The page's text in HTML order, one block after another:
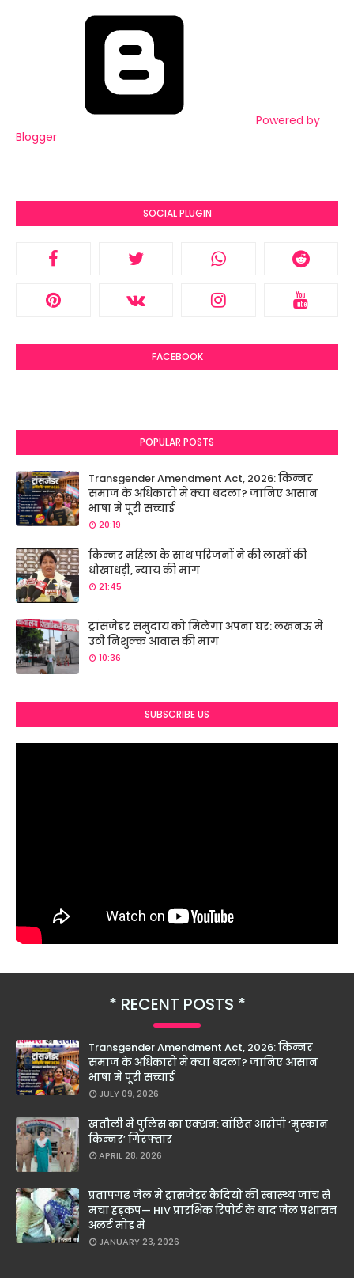
Powered by
Blogger
SOCIAL PLUGIN
FACEBOOK
POPULAR POSTS
Transgender Amendment Act, 2026: किन्नर
समाज के अधिकारों में क्या बदला? जानिए आसान
भाषा में पूरी सच्चाई
20:19
किन्नर महिला के साथ परिजनों ने की लाखों की
धोखाधड़ी, न्याय की मांग
21:45
ट्रांसजेंडर समुदाय को मिलेगा अपना घर: लखनऊ में
उठी निशुल्क आवास की मांग
10:36
SUBSCRIBE US
RECENT POSTS
Transgender Amendment Act, 2026: किन्नर
समाज के अधिकारों में क्या बदला? जानिए आसान
भाषा में पूरी सच्चाई
JULY 09, 2026
खतौली में पुलिस का एक्शन: वांछित आरोपी ‘मुस्कान
किन्नर’ गिरफ्तार
APRIL 28, 2026
प्रतापगढ़ जेल में ट्रांसजेंडर कैदियों की स्वास्थ्य जांच से
मचा हड़कंप— HIV प्रारंभिक रिपोर्ट के बाद जेल प्रशासन
अलर्ट मोड में
JANUARY 23, 2026